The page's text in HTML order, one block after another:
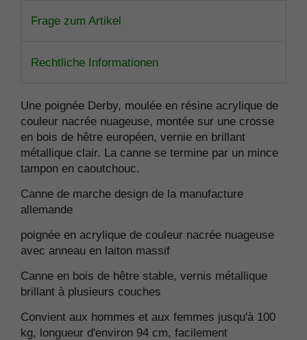
Frage zum Artikel
Rechtliche Informationen
Une poignée Derby, moulée en résine acrylique de
couleur nacrée nuageuse, montée sur une crosse
en bois de hêtre européen, vernie en brillant
métallique clair. La canne se termine par un mince
tampon en caoutchouc.
Canne de marche design de la manufacture
allemande
poignée en acrylique de couleur nacrée nuageuse
avec anneau en laiton massif
Canne en bois de hêtre stable, vernis métallique
brillant à plusieurs couches
Convient aux hommes et aux femmes jusqu'à 100
kg, longueur d'environ 94 cm, facilement